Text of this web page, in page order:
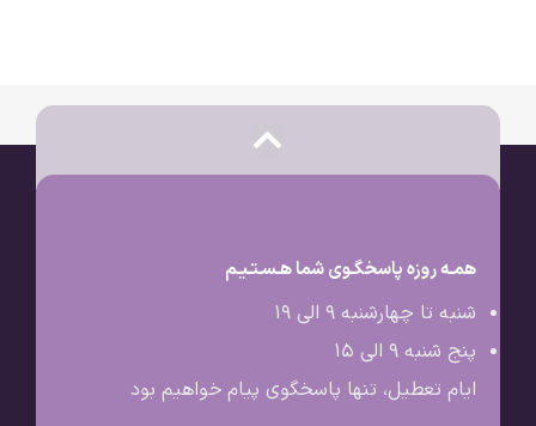
همـه روزه پاسخگـوی شما هـسـتـیـم
شنبه تا چهارشنبه 9 الی ۱۹
پنج شنبه 9 الی ۱۵
ایام تعطیل، تنها پاسخگوی پیام خواهیم بود